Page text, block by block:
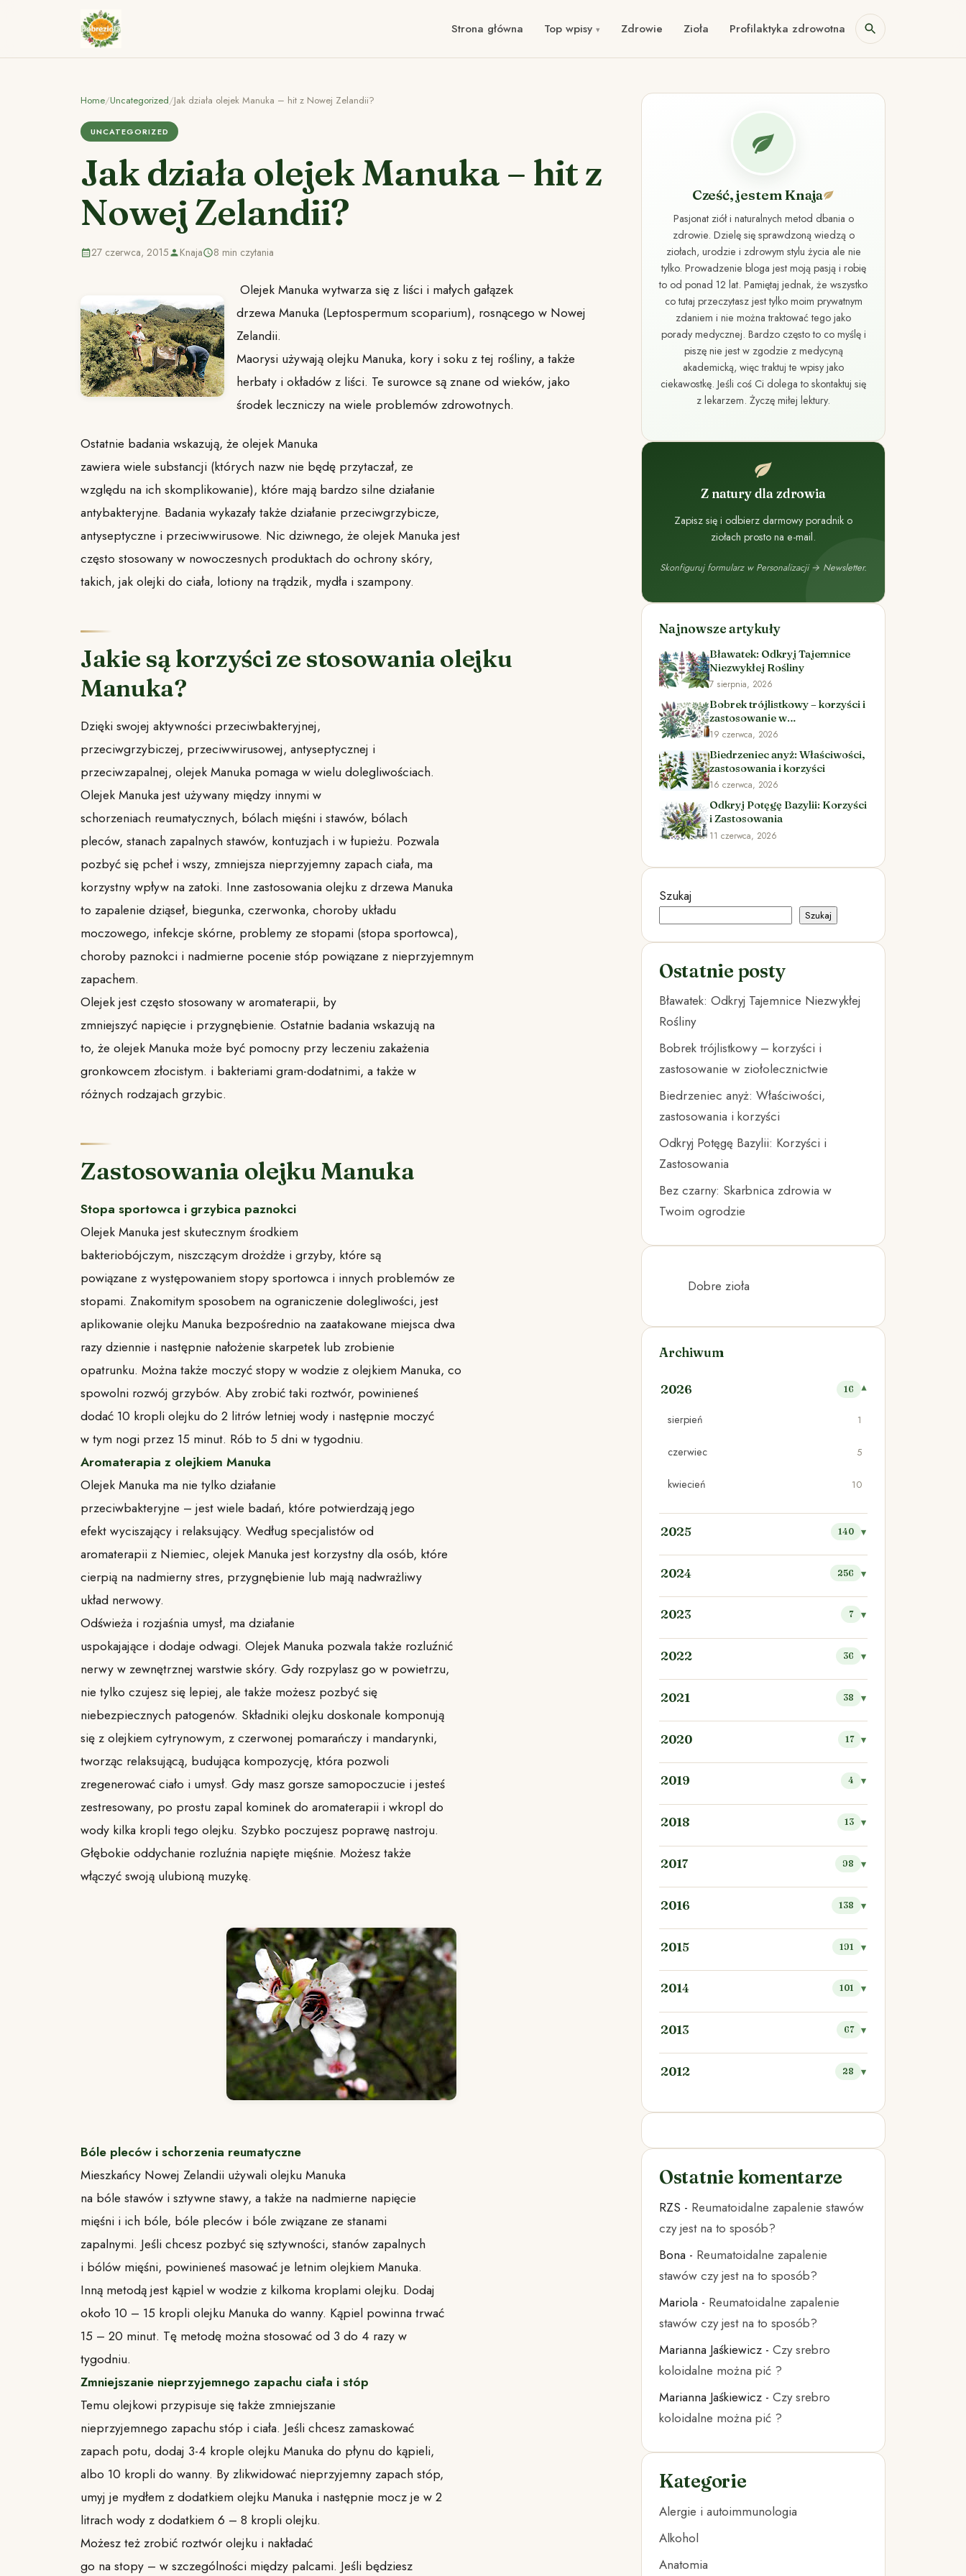
Strona główna Top wpisy Zdrowie Zioła Profilaktyka zdrowotna
Home/Uncategorized/Jak działa olejek Manuka – hit z Nowej Zelandii?
UNCATEGORIZED
Jak działa olejek Manuka – hit z
Nowej Zelandii?
27 czerwca, 2015 Knaja 8 min czytania
Olejek Manuka wytwarza się z liści i małych gałązek
drzewa Manuka (Leptospermum scoparium), rosnącego w Nowej
Zelandii.
Maorysi używają olejku Manuka, kory i soku z tej rośliny, a także
herbaty i okładów z liści. Te surowce są znane od wieków, jako
środek leczniczy na wiele problemów zdrowotnych.
Ostatnie badania wskazują, że olejek Manuka
zawiera wiele substancji (których nazw nie będę przytaczał, ze
względu na ich skomplikowanie), które mają bardzo silne działanie
antybakteryjne. Badania wykazały także działanie przeciwgrzybicze,
antyseptyczne i przeciwwirusowe. Nic dziwnego, że olejek Manuka jest
często stosowany w nowoczesnych produktach do ochrony skóry,
takich, jak olejki do ciała, lotiony na trądzik, mydła i szampony.
Jakie są korzyści ze stosowania olejku
Manuka?
Dzięki swojej aktywności przeciwbakteryjnej,
przeciwgrzybiczej, przeciwwirusowej, antyseptycznej i
przeciwzapalnej, olejek Manuka pomaga w wielu dolegliwościach.
Olejek Manuka jest używany między innymi w
schorzeniach reumatycznych, bólach mięśni i stawów, bólach
pleców, stanach zapalnych stawów, kontuzjach i w łupieżu. Pozwala
pozbyć się pcheł i wszy, zmniejsza nieprzyjemny zapach ciała, ma
korzystny wpływ na zatoki. Inne zastosowania olejku z drzewa Manuka
to zapalenie dziąseł, biegunka, czerwonka, choroby układu
moczowego, infekcje skórne, problemy ze stopami (stopa sportowca),
choroby paznokci i nadmierne pocenie stóp powiązane z nieprzyjemnym
zapachem.
Olejek jest często stosowany w aromaterapii, by
zmniejszyć napięcie i przygnębienie. Ostatnie badania wskazują na
to, że olejek Manuka może być pomocny przy leczeniu zakażenia
gronkowcem złocistym. i bakteriami gram-dodatnimi, a także w
różnych rodzajach grzybic.
Zastosowania olejku Manuka
Stopa sportowca i grzybica paznokci
Olejek Manuka jest skutecznym środkiem
bakteriobójczym, niszczącym drożdże i grzyby, które są
powiązane z występowaniem stopy sportowca i innych problemów ze
stopami. Znakomitym sposobem na ograniczenie dolegliwości, jest
aplikowanie olejku Manuka bezpośrednio na zaatakowane miejsca dwa
razy dziennie i następnie nałożenie skarpetek lub zrobienie
opatrunku. Można także moczyć stopy w wodzie z olejkiem Manuka, co
spowolni rozwój grzybów. Aby zrobić taki roztwór, powinieneś
dodać 10 kropli olejku do 2 litrów letniej wody i następnie moczyć
w tym nogi przez 15 minut. Rób to 5 dni w tygodniu.
Aromaterapia z olejkiem Manuka
Olejek Manuka ma nie tylko działanie
przeciwbakteryjne – jest wiele badań, które potwierdzają jego
efekt wyciszający i relaksujący. Według specjalistów od
aromaterapii z Niemiec, olejek Manuka jest korzystny dla osób, które
cierpią na nadmierny stres, przygnębienie lub mają nadwrażliwy
układ nerwowy.
Odświeża i rozjaśnia umysł, ma działanie
uspokajające i dodaje odwagi. Olejek Manuka pozwala także rozluźnić
nerwy w zewnętrznej warstwie skóry. Gdy rozpylasz go w powietrzu,
nie tylko czujesz się lepiej, ale także możesz pozbyć się
niebezpiecznych patogenów. Składniki olejku doskonale komponują
się z olejkiem cytrynowym, z czerwonej pomarańczy i mandarynki,
tworząc relaksującą, budująca kompozycję, która pozwoli
zregenerować ciało i umysł. Gdy masz gorsze samopoczucie i jesteś
zestresowany, po prostu zapal kominek do aromaterapii i wkropl do
wody kilka kropli tego olejku. Szybko poczujesz poprawę nastroju.
Głębokie oddychanie rozluźnia napięte mięśnie. Możesz także
włączyć swoją ulubioną muzykę.
Bóle pleców i schorzenia reumatyczne
Mieszkańcy Nowej Zelandii używali olejku Manuka
na bóle stawów i sztywne stawy, a także na nadmierne napięcie
mięśni i ich bóle, bóle pleców i bóle związane ze stanami
zapalnymi. Jeśli chcesz pozbyć się sztywności, stanów zapalnych
i bólów mięśni, powinieneś masować je letnim olejkiem Manuka.
Inną metodą jest kąpiel w wodzie z kilkoma kroplami olejku. Dodaj
około 10 – 15 kropli olejku Manuka do wanny. Kąpiel powinna trwać
15 – 20 minut. Tę metodę można stosować od 3 do 4 razy w
tygodniu.
Zmniejszanie nieprzyjemnego zapachu ciała i stóp
Temu olejkowi przypisuje się także zmniejszanie
nieprzyjemnego zapachu stóp i ciała. Jeśli chcesz zamaskować
zapach potu, dodaj 3-4 krople olejku Manuka do płynu do kąpieli,
albo 10 kropli do wanny. By zlikwidować nieprzyjemny zapach stóp,
umyj je mydłem z dodatkiem olejku Manuka i następnie mocz je w 2
litrach wody z dodatkiem 6 – 8 kropli olejku.
Możesz też zrobić roztwór olejku i nakładać
go na stopy – w szczególności między palcami. Jeśli będziesz
Cześć, jestem Knaja
Pasjonat ziół i naturalnych metod dbania o
zdrowie. Dzielę się sprawdzoną wiedzą o
ziołach, urodzie i zdrowym stylu życia ale nie
tylko. Prowadzenie bloga jest moją pasją i robię
to od ponad 12 lat. Pamiętaj jednak, że wszystko
co tutaj przeczytasz jest tylko moim prywatnym
zdaniem i nie można traktować tego jako
porady medycznej. Bardzo często to co myślę i
piszę nie jest w zgodzie z medycyną
akademicką, więc traktuj te wpisy jako
ciekawostkę. Jeśli coś Ci dolega to skontaktuj się
z lekarzem. Życzę miłej lektury.
Z natury dla zdrowia
Zapisz się i odbierz darmowy poradnik o
ziołach prosto na e-mail.
Skonfiguruj formularz w Personalizacji → Newsletter.
Najnowsze artykuły
Bławatek: Odkryj Tajemnice
Niezwykłej Rośliny
7 sierpnia, 2026
Bobrek trójlistkowy – korzyści i
zastosowanie w
ziołolecznictwie
19 czerwca, 2026
Biedrzeniec anyż: Właściwości,
zastosowania i korzyści
16 czerwca, 2026
Odkryj Potęgę Bazylii: Korzyści
i Zastosowania
11 czerwca, 2026
Szukaj
Szukaj
Ostatnie posty
Bławatek: Odkryj Tajemnice Niezwykłej
Rośliny
Bobrek trójlistkowy – korzyści i
zastosowanie w ziołolecznictwie
Biedrzeniec anyż: Właściwości,
zastosowania i korzyści
Odkryj Potęgę Bazylii: Korzyści i
Zastosowania
Bez czarny: Skarbnica zdrowia w
Twoim ogrodzie
Dobre zioła
Archiwum
2026 16
sierpień 1
czerwiec 5
kwiecień 10
2025 140
2024 256
2023 7
2022 36
2021 38
2020 17
2019 4
2018 13
2017 98
2016 138
2015 191
2014 101
2013 67
2012 28
Ostatnie komentarze
RZS - Reumatoidalne zapalenie stawów
czy jest na to sposób?
Bona - Reumatoidalne zapalenie
stawów czy jest na to sposób?
Mariola - Reumatoidalne zapalenie
stawów czy jest na to sposób?
Marianna Jaśkiewicz - Czy srebro
koloidalne można pić ?
Marianna Jaśkiewicz - Czy srebro
koloidalne można pić ?
Kategorie
Alergie i autoimmunologia
Alkohol
Anatomia